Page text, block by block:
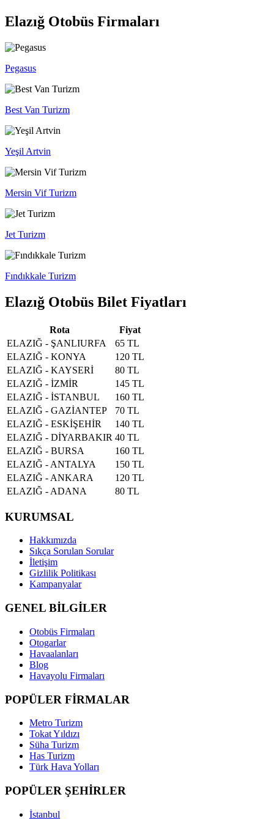
Elazığ Otobüs Firmaları
Pegasus
Best Van Turizm
Yeşil Artvin
Mersin Vif Turizm
Jet Turizm
Fındıkkale Turizm
Elazığ Otobüs Bilet Fiyatları
Rota
Fiyat
ELAZIĞ - ŞANLIURFA
65 TL
ELAZIĞ - KONYA
120 TL
ELAZIĞ - KAYSERİ
80 TL
ELAZIĞ - İZMİR
145 TL
ELAZIĞ - İSTANBUL
160 TL
ELAZIĞ - GAZİANTEP
70 TL
ELAZIĞ - ESKİŞEHİR
140 TL
ELAZIĞ - DİYARBAKIR 40 TL
ELAZIĞ - BURSA
160 TL
ELAZIĞ - ANTALYA
150 TL
ELAZIĞ - ANKARA
120 TL
ELAZIĞ - ADANA
80 TL
KURUMSAL
Hakkımızda
Sıkça Sorulan Sorular
İletişim
Gizlilik Politikası
Kampanyalar
GENEL BİLGİLER
Otobüs Firmaları
Otogarlar
Havaalanları
Blog
Havayolu Firmaları
POPÜLER FİRMALAR
Metro Turizm
Tokat Yıldızı
Süha Turizm
Has Turizm
Türk Hava Yolları
POPÜLER ŞEHİRLER
İstanbul